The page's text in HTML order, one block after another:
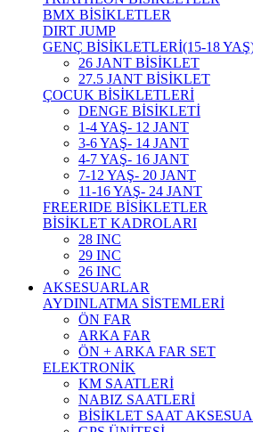
BMX BİSİKLETLER
DIRT JUMP
GENÇ BİSİKLETLERİ(15-18
26 JANT BİSİKLET
27.5 JANT BİSİKLET
ÇOCUK BİSİKLETLERİ
DENGE BİSİKLETİ
1-4 YAŞ- 12 JANT
3-6 YAŞ- 14 JANT
4-7 YAŞ- 16 JANT
7-12 YAŞ- 20 JANT
11-16 YAŞ- 24 JANT
FREERIDE BİSİKLETLER
BİSİKLET KADROLARI
28 INC
29 INC
26 INC
AKSESUARLAR
AYDINLATMA SİSTEMLERİ
ÖN FAR
ARKA FAR
ÖN + ARKA FAR SET
ELEKTRONİK
KM SAATLERİ
NABIZ SAATLERİ
BİSİKLET SAAT